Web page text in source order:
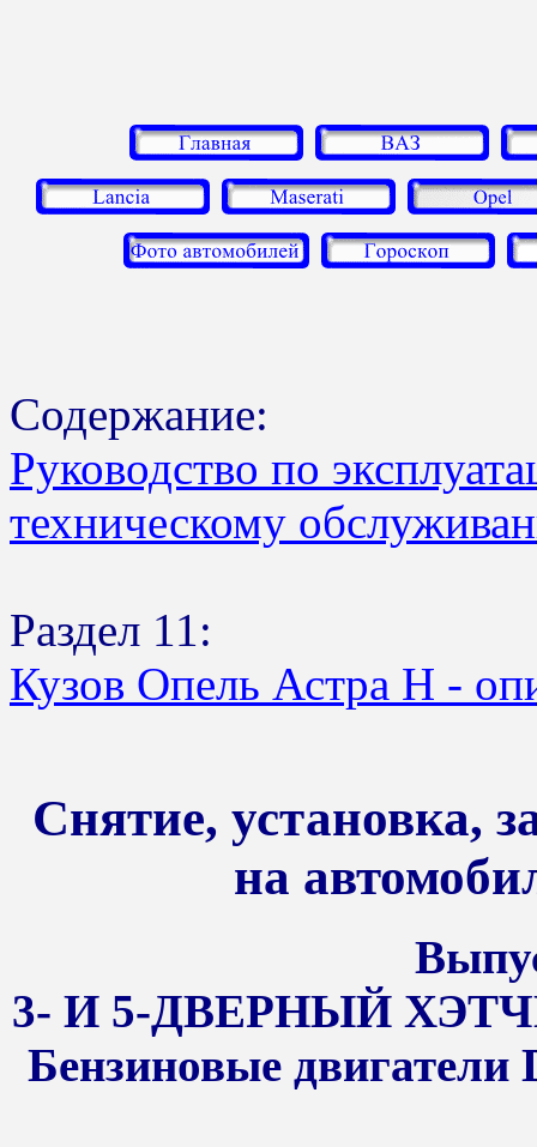
Содержание:
Руководство по
техническому
Раздел 11:
Кузов Опель Астра Н -
Снятие, установка,
на
3- И 5-ДВЕРНЫЙ
Бензиновые двигатели